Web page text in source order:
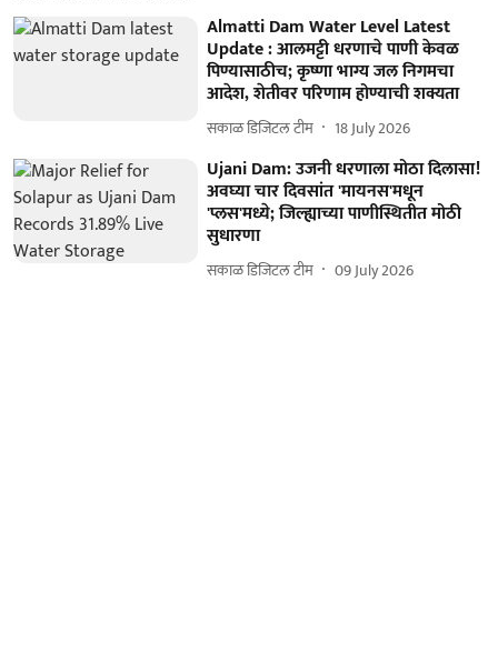
Almatti Dam Water Level Latest
Update : आलमट्टी धरणाचे पाणी केवळ
पिण्यासाठीच; कृष्णा भाग्य जल निगमचा
आदेश, शेतीवर परिणाम होण्याची शक्यता
सकाळ डिजिटल टीम 18 July 2026
Ujani Dam: उजनी धरणाला मोठा दिलासा!
अवघ्या चार दिवसांत 'मायनस'मधून
'प्लस'मध्ये; जिल्ह्याच्या पाणीस्थितीत मोठी
सुधारणा
सकाळ डिजिटल टीम 09 July 2026